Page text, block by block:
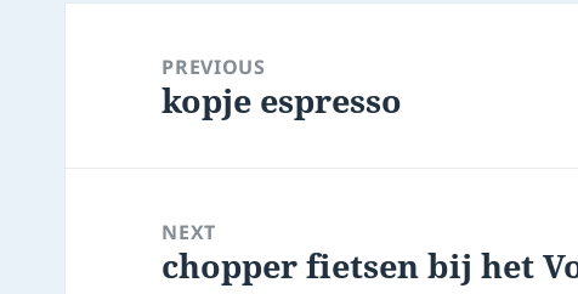
navigationPREVIOUS
Previous
kopje espresso
NEXT
Next
chopper fietsen bij het